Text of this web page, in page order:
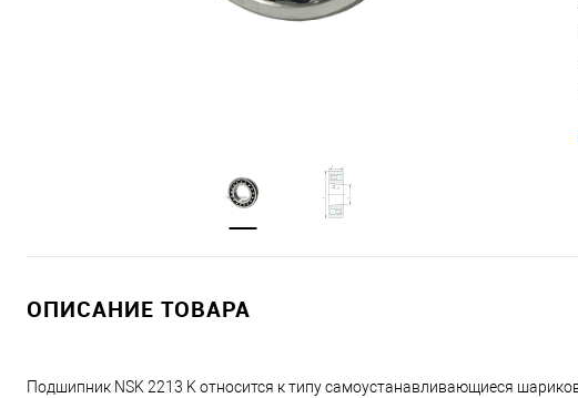
ОПИСАНИЕ ТОВАРА
Подшипник NSK 2213 K относится к типу самоустанавливающиеся